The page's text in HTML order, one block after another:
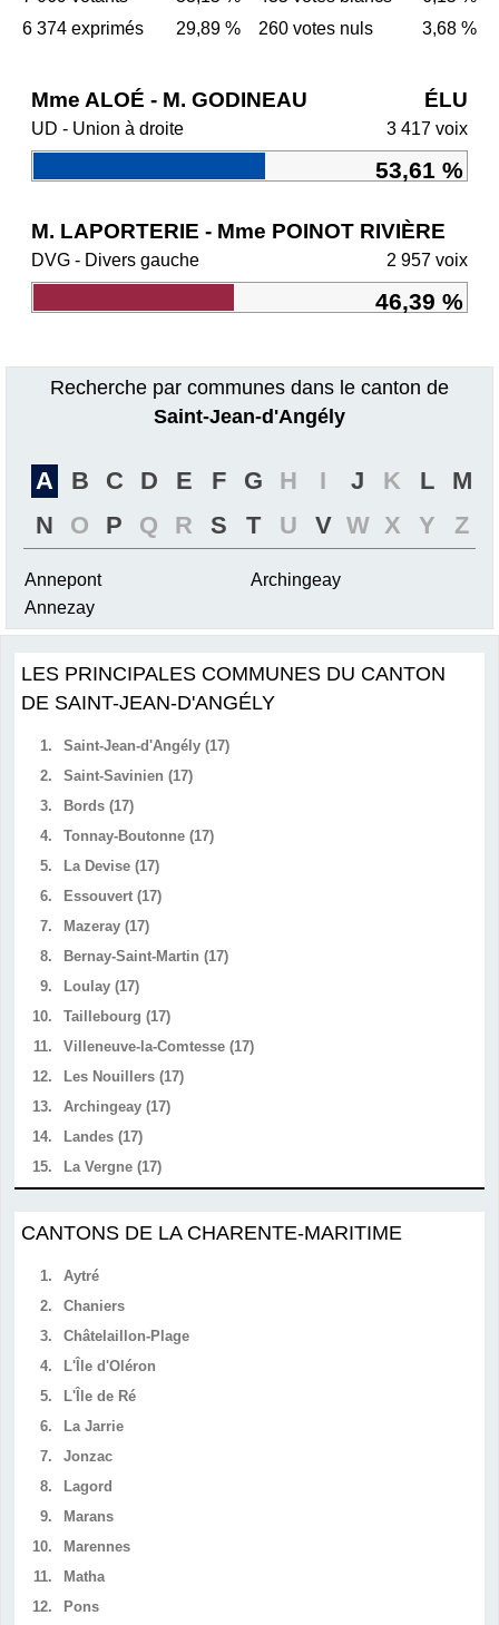
6 374 exprimés
29,89 %
260 votes nuls
3,68 %
Mme ALOÉ - M. GODINEAU ÉLU
UD - Union à droite 3 417 voix
53,61 %
M. LAPORTERIE - Mme POINOT RIVIÈRE
DVG - Divers gauche 2 957 voix
46,39 %
Recherche par communes dans le canton de
Saint-Jean-d'Angély
A B C D E F G H I J K L
M
N
O P Q R S T U V W X Y Z
Annepont
Annezay
Archingeay
LES PRINCIPALES COMMUNES DU CANTON
DE SAINT-JEAN-D'ANGÉLY
1.
Saint-Jean-d'Angély (17)
2.
Saint-Savinien (17)
3.
Bords (17)
4.
Tonnay-Boutonne (17)
5.
La Devise (17)
6.
Essouvert (17)
7.
Mazeray (17)
8.
Bernay-Saint-Martin (17)
9.
Loulay (17)
10.
Taillebourg (17)
11.
Villeneuve-la-Comtesse (17)
12.
Les Nouillers (17)
13.
Archingeay (17)
14.
Landes (17)
15.
La Vergne (17)
CANTONS DE LA CHARENTE-MARITIME
1.
Aytré
2.
Chaniers
3.
Châtelaillon-Plage
4.
L'Île d'Oléron
5.
L'Île de Ré
6.
La Jarrie
7.
Jonzac
8.
Lagord
9.
Marans
10.
Marennes
11.
Matha
12.
Pons